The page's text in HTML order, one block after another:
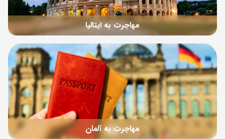
مهاجرت به ایتالیا
مهاجرت به آلمان